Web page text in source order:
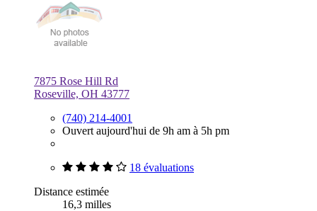
7875 Rose Hill Rd
Roseville, OH 43777
(740) 214-4001
Ouvert aujourd'hui de 9h am à 5h pm
18 évaluations
Distance estimée
16,3 milles